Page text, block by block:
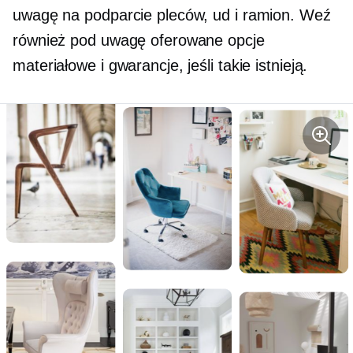
uwagę na podparcie pleców, ud i ramion. Weź
również pod uwagę oferowane opcje
materiałowe i gwarancje, jeśli takie istnieją.